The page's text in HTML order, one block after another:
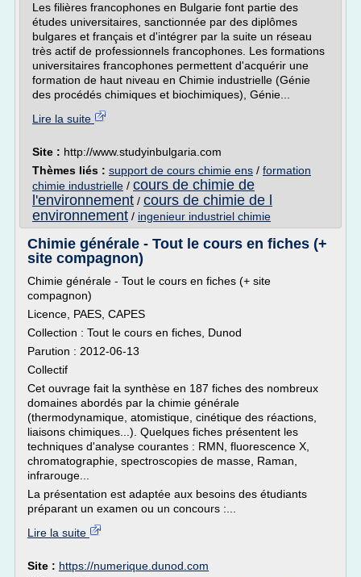
Les filières francophones en Bulgarie font partie des
études universitaires, sanctionnée par des diplômes
bulgares et français et d'intégrer par la suite un réseau
très actif de professionnels francophones. Les formations
universitaires francophones permettent d'acquérir une
formation de haut niveau en Chimie industrielle (Génie
des procédés chimiques et biochimiques), Génie...
Lire la suite
Site : http://www.studyinbulgaria.com
Thèmes liés : support de cours chimie ens / formation
chimie industrielle / cours de chimie de
l'environnement / cours de chimie de l
environnement / ingenieur industriel chimie
Chimie générale - Tout le cours en fiches (+
site compagnon)
Chimie générale - Tout le cours en fiches (+ site
compagnon)
Licence, PAES, CAPES
Collection : Tout le cours en fiches, Dunod
Parution : 2012-06-13
Collectif
Cet ouvrage fait la synthèse en 187 fiches des nombreux
domaines abordés par la chimie générale
(thermodynamique, atomistique, cinétique des réactions,
liaisons chimiques...). Quelques fiches présentent les
techniques d'analyse courantes : RMN, fluorescence X,
chromatographie, spectroscopies de masse, Raman,
infrarouge...
La présentation est adaptée aux besoins des étudiants
préparant un examen ou un concours :...
Lire la suite
Site : https://numerique.dunod.com